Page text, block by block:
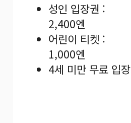
성인 입장권 :
2,400엔
어린이 티켓 :
1,000엔
4세 미만 무료 입장